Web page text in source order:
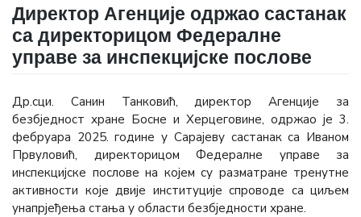
Директор Агенције одржао састанак
са директорицом Федералне
управе за инспекцијске послове
Др.сци. Санин Танковић, директор Агенције за
безбједност хране Босне и Херцеговине, одржао је 3.
фебруара 2025. године у Сарајеву састанак са Иваном
Првуловић, директорицом Федералне управе за
инспекцијске послове на којем су разматране тренутне
активности које двије институције спроводе са циљем
унапрјеђења стања у области безбједности хране.